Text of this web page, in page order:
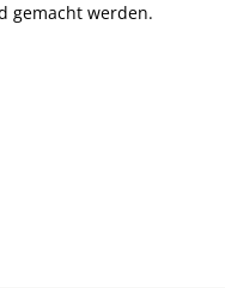
gemacht werden.